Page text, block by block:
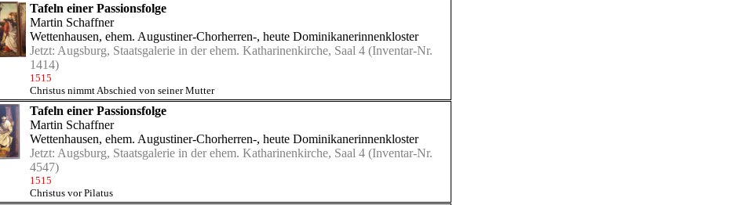
Tafeln einer Passionsfolge
Martin Schaffner
Wettenhausen, ehem. Augustiner-Chorherren-, heute Dominikanerinnenkloster
Jetzt: Augsburg, Staatsgalerie in der ehem. Katharinenkirche, Saal 4 (Inventar-Nr.
1414)
1515
Christus nimmt Abschied von seiner Mutter
Tafeln einer Passionsfolge
Martin Schaffner
Wettenhausen, ehem. Augustiner-Chorherren-, heute Dominikanerinnenkloster
Jetzt: Augsburg, Staatsgalerie in der ehem. Katharinenkirche, Saal 4 (Inventar-Nr.
4547)
1515
Christus vor Pilatus